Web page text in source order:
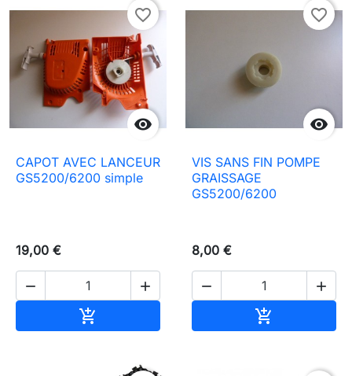

favorite_border
CAPOT AVEC LANCEUR
GS5200/6200 simple
19,00 €
 


favorite_border
VIS SANS FIN POMPE
GRAISSAGE
GS5200/6200
8,00 €
 
